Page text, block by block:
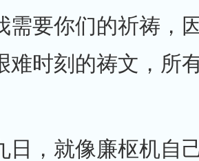
需要你们的祈祷，
难时刻的祷文，所
日，就像廉枢机自